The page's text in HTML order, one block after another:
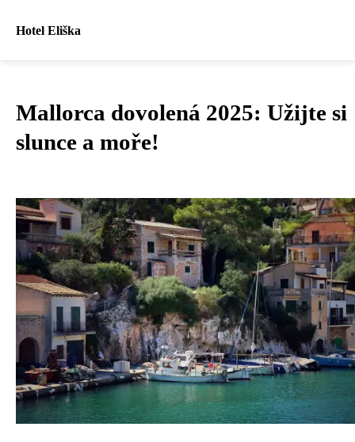
Hotel Eliška
Mallorca dovolená 2025: Užijte si
slunce a moře!